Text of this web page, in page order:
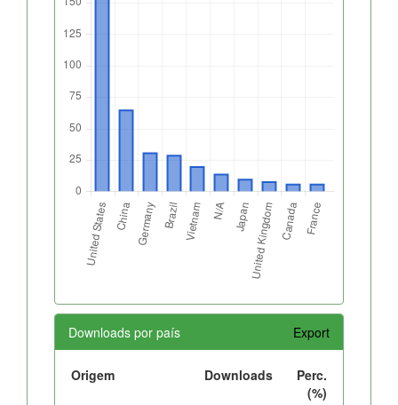
Downloads por país Export
Origem Downloads
Perc.
(%)